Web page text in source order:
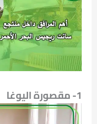
1- مقصورة اليوغا